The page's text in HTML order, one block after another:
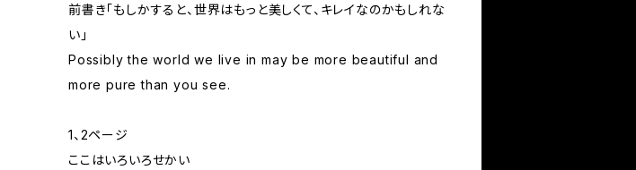
前書き「もしかすると、世界はもっと美しくて、キレイなのかもしれな
い」
Possibly the world we live in may be more beautiful and
more pure than you see.
1、2ページ
ここはいろいろせかい